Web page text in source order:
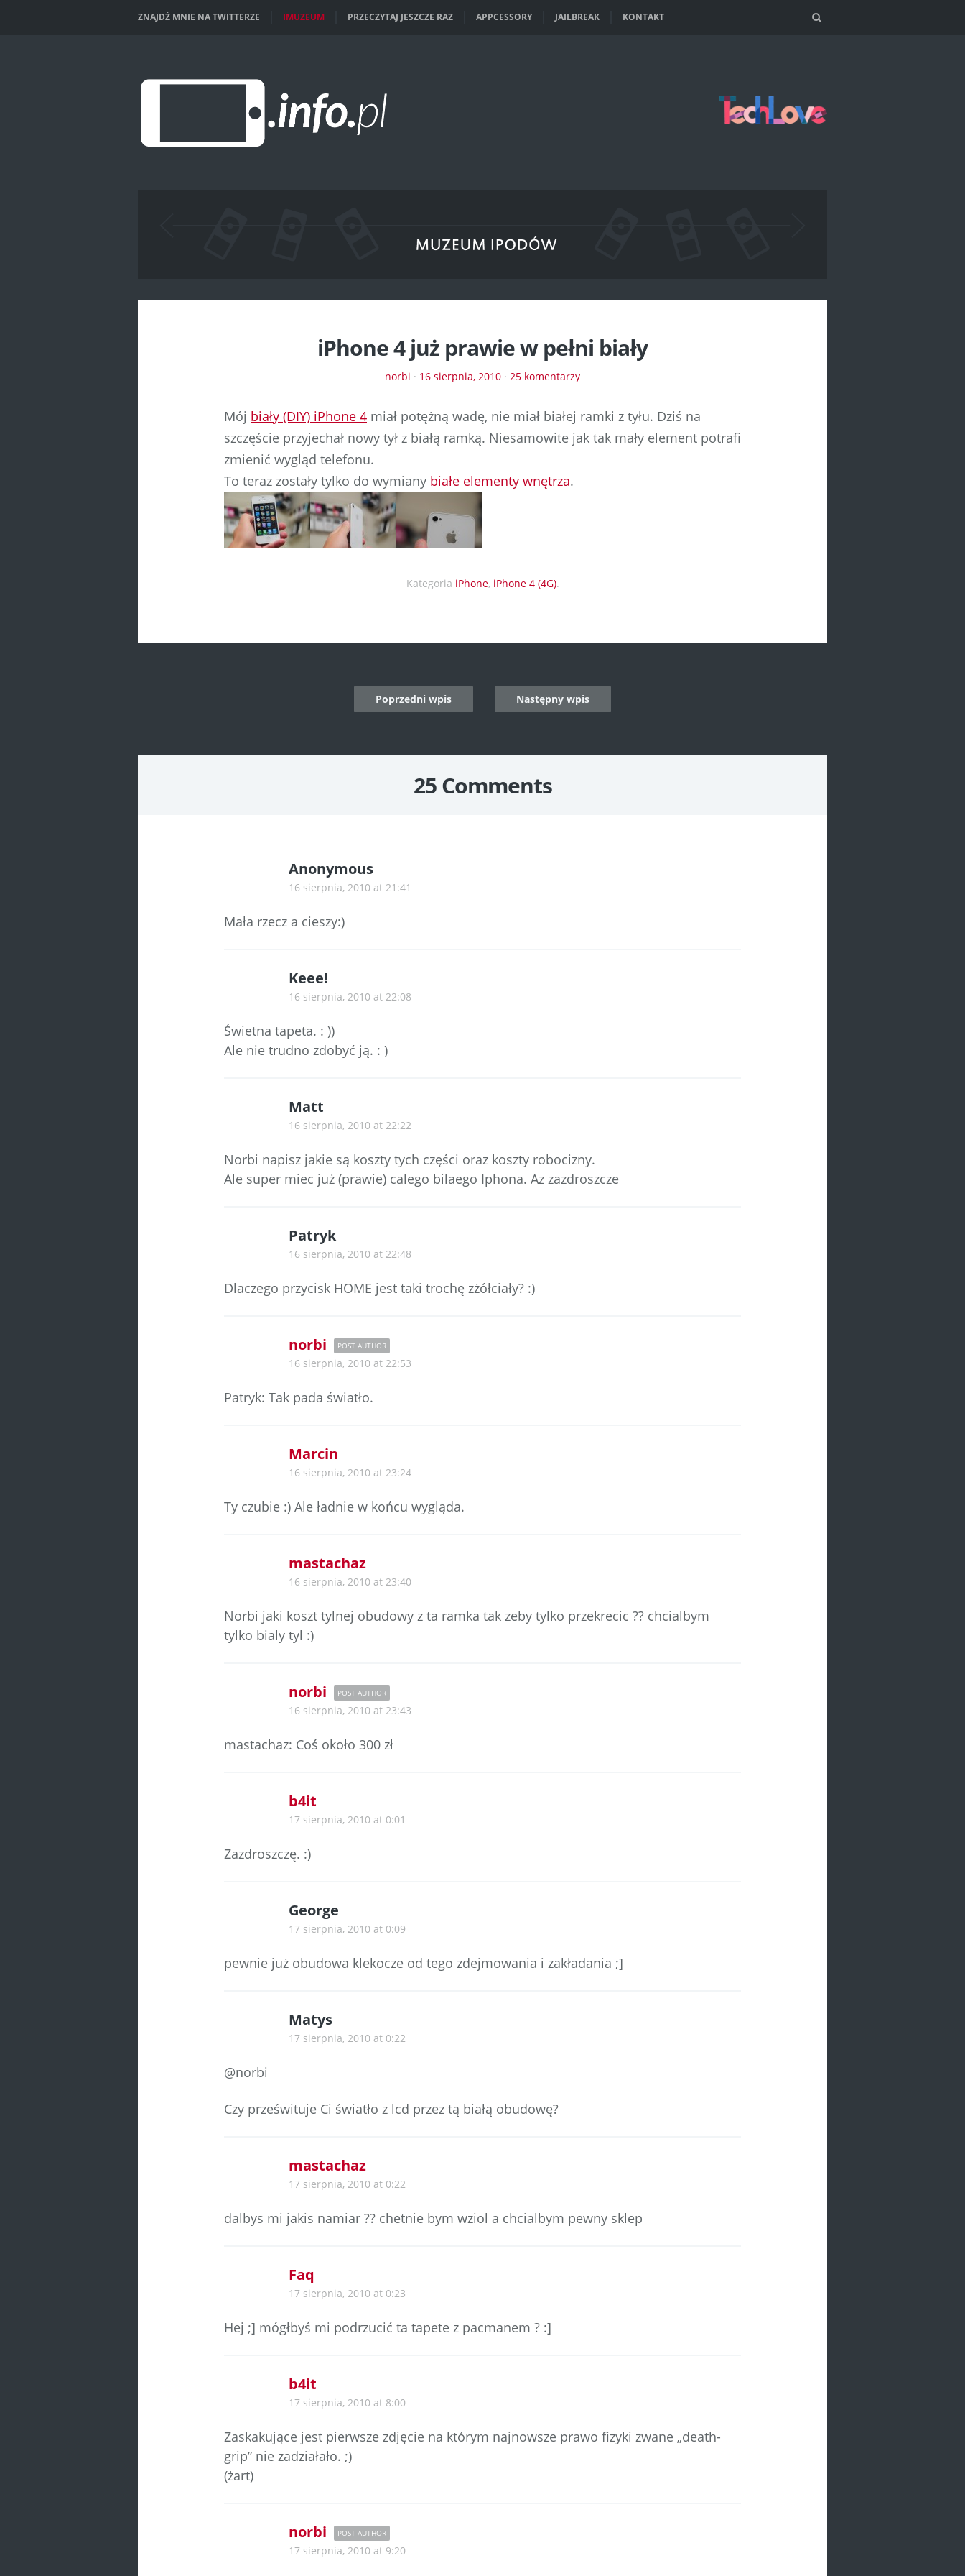
ZNAJDŹ MNIE NA TWITTERZE IMUZEUM PRZECZYTAJ JESZCZE RAZ APPCESSORY JAILBREAK KONTAKT
iPhone 4 już prawie w pełni biały
norbi · 16 sierpnia, 2010 · 25 komentarzy
Mój biały (DIY) iPhone 4 miał potężną wadę, nie miał białej ramki z tyłu. Dziś na
szczęście przyjechał nowy tył z białą ramką. Niesamowite jak tak mały element potrafi
zmienić wygląd telefonu.
To teraz zostały tylko do wymiany białe elementy wnętrza.
Kategoria iPhone, iPhone 4 (4G).
Poprzedni wpis Następny wpis
25 Comments
Anonymous
16 sierpnia, 2010 at 21:41
Mała rzecz a cieszy:)
Keee!
16 sierpnia, 2010 at 22:08
Świetna tapeta. : ))
Ale nie trudno zdobyć ją. : )
Matt
16 sierpnia, 2010 at 22:22
Norbi napisz jakie są koszty tych części oraz koszty robocizny.
Ale super miec już (prawie) calego bilaego Iphona. Az zazdroszcze
Patryk
16 sierpnia, 2010 at 22:48
Dlaczego przycisk HOME jest taki trochę zżółciały? :)
norbi POST AUTHOR
16 sierpnia, 2010 at 22:53
Patryk: Tak pada światło.
Marcin
16 sierpnia, 2010 at 23:24
Ty czubie :) Ale ładnie w końcu wygląda.
mastachaz
16 sierpnia, 2010 at 23:40
Norbi jaki koszt tylnej obudowy z ta ramka tak zeby tylko przekrecic ?? chcialbym
tylko bialy tyl :)
norbi POST AUTHOR
16 sierpnia, 2010 at 23:43
mastachaz: Coś około 300 zł
b4it
17 sierpnia, 2010 at 0:01
Zazdroszczę. :)
George
17 sierpnia, 2010 at 0:09
pewnie już obudowa klekocze od tego zdejmowania i zakładania ;]
Matys
17 sierpnia, 2010 at 0:22
@norbi
Czy prześwituje Ci światło z lcd przez tą białą obudowę?
mastachaz
17 sierpnia, 2010 at 0:22
dalbys mi jakis namiar ?? chetnie bym wziol a chcialbym pewny sklep
Faq
17 sierpnia, 2010 at 0:23
Hej ;] mógłbyś mi podrzucić ta tapete z pacmanem ? :]
b4it
17 sierpnia, 2010 at 8:00
Zaskakujące jest pierwsze zdjęcie na którym najnowsze prawo fizyki zwane „death-
grip” nie zadziałało. ;)
(żart)
norbi POST AUTHOR
17 sierpnia, 2010 at 9:20